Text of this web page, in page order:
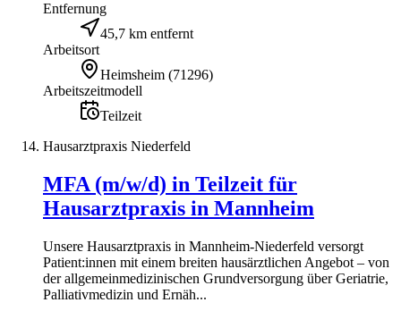
Entfernung
45,7 km entfernt
Arbeitsort
Heimsheim (71296)
Arbeitszeitmodell
Teilzeit
Hausarztpraxis Niederfeld
MFA (m/w/d) in Teilzeit für
Hausarztpraxis in Mannheim
Unsere Hausarztpraxis in Mannheim-Niederfeld versorgt
Patient:innen mit einem breiten hausärztlichen Angebot – von
der allgemeinmedizinischen Grundversorgung über Geriatrie,
Palliativmedizin und Ernäh...